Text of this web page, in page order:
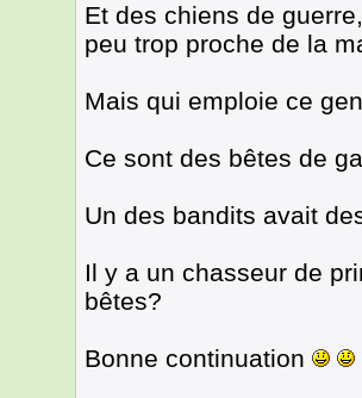
Et des chiens de
peu trop proche de la
Mais qui emploie ce
Ce sont des bêtes de
Un des bandits avait
Il y a un chasseur de
bêtes?
Bonne continuation